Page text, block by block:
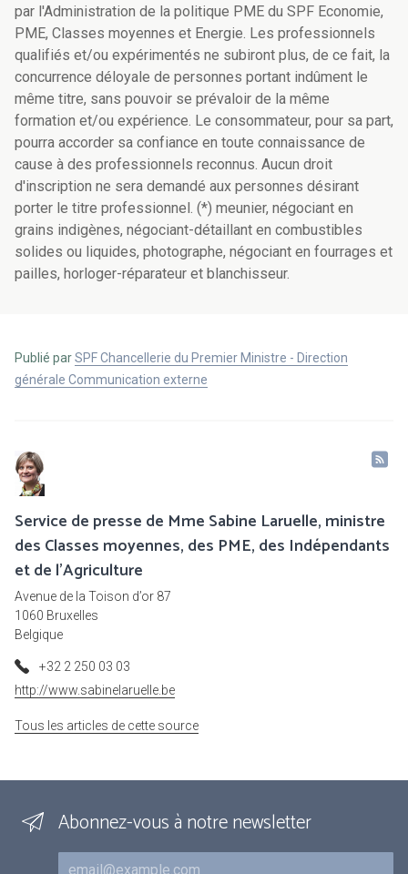
par l'Administration de la politique PME du SPF Economie,
PME, Classes moyennes et Energie. Les professionnels
qualifiés et/ou expérimentés ne subiront plus, de ce fait, la
concurrence déloyale de personnes portant indûment le
même titre, sans pouvoir se prévaloir de la même
formation et/ou expérience. Le consommateur, pour sa part,
pourra accorder sa confiance en toute connaissance de
cause à des professionnels reconnus. Aucun droit
d'inscription ne sera demandé aux personnes désirant
porter le titre professionnel. (*) meunier, négociant en
grains indigènes, négociant-détaillant en combustibles
solides ou liquides, photographe, négociant en fourrages et
pailles, horloger-réparateur et blanchisseur.
Publié parSPF Chancellerie du Premier Ministre - Direction
générale Communication externe
Service de presse de Mme Sabine Laruelle, ministre
des Classes moyennes, des PME, des Indépendants
et de l'Agriculture
Avenue de la Toison d’or 87
1060 Bruxelles
Belgique
+32 2 250 03 03
http://www.sabinelaruelle.be
Tous les articles de cette source
Abonnez-vous à notre newsletter
Courriel